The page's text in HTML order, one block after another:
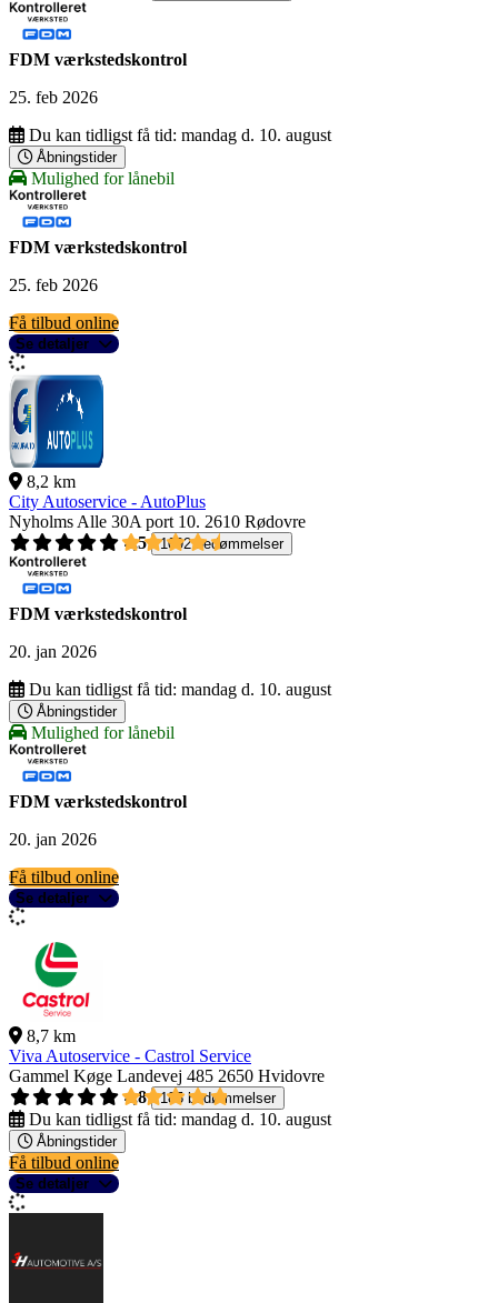
FDM værkstedskontrol
25. feb 2026
Du kan tidligst få tid: mandag d. 10. august
Åbningstider
Mulighed for lånebil
FDM værkstedskontrol
25. feb 2026
Få tilbud online
Se detaljer
8,2 km
City Autoservice - AutoPlus
Nyholms Alle 30A port 10. 2610 Rødovre
4,5
1092 bedømmelser
FDM værkstedskontrol
20. jan 2026
Du kan tidligst få tid: mandag d. 10. august
Åbningstider
Mulighed for lånebil
FDM værkstedskontrol
20. jan 2026
Få tilbud online
Se detaljer
8,7 km
Viva Autoservice - Castrol Service
Gammel Køge Landevej 485 2650 Hvidovre
4,8
185 bedømmelser
Du kan tidligst få tid: mandag d. 10. august
Åbningstider
Få tilbud online
Se detaljer